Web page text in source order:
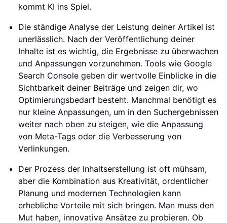
kommt KI ins Spiel.
Die ständige Analyse der Leistung deiner Artikel ist
unerlässlich. Nach der Veröffentlichung deiner
Inhalte ist es wichtig, die Ergebnisse zu überwachen
und Anpassungen vorzunehmen. Tools wie Google
Search Console geben dir wertvolle Einblicke in die
Sichtbarkeit deiner Beiträge und zeigen dir, wo
Optimierungsbedarf besteht. Manchmal benötigt es
nur kleine Anpassungen, um in den Suchergebnissen
weiter nach oben zu steigen, wie die Anpassung
von Meta-Tags oder die Verbesserung von
Verlinkungen.
Der Prozess der Inhaltserstellung ist oft mühsam,
aber die Kombination aus Kreativität, ordentlicher
Planung und modernen Technologien kann
erhebliche Vorteile mit sich bringen. Man muss den
Mut haben, innovative Ansätze zu probieren. Ob